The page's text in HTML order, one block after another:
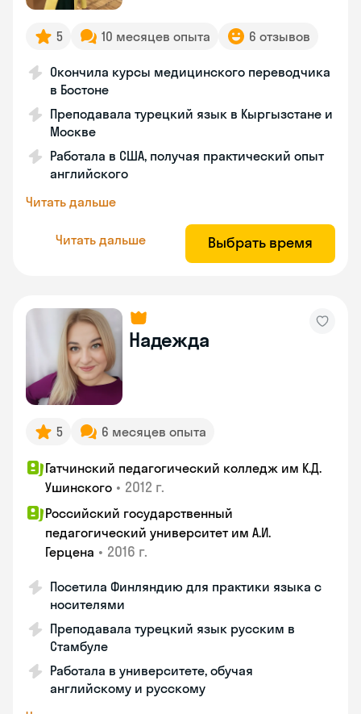
5 10 месяцев опыта 6 отзывов
Окончила курсы медицинского переводчика
в Бостоне
Преподавала турецкий язык в Кыргызстане и
Москве
Работала в США, получая практический опыт
английского
Читать дальше
Читать дальше Выбрать время
Надежда
5 6 месяцев опыта
Гатчинский педагогический колледж им К.Д.
Ушинского • 2012 г.
Российский государственный
педагогический университет им А.И.
Герцена • 2016 г.
Посетила Финляндию для практики языка с
носителями
Преподавала турецкий язык русским в
Стамбуле
Работала в университете, обучая
английскому и русскому